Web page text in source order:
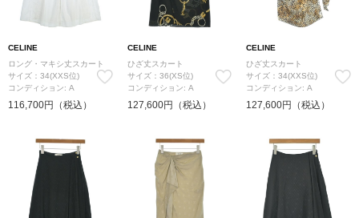
CELINE
ロング・マキシ丈スカート
サイズ：34(XXS位)
コンディション: A
116,700円（税込）
CELINE
ひざ丈スカート
サイズ：36(XS位)
コンディション: A
127,600円（税込）
CELINE
ひざ丈スカート
サイズ：34(XXS位)
コンディション: A
127,600円（税込）